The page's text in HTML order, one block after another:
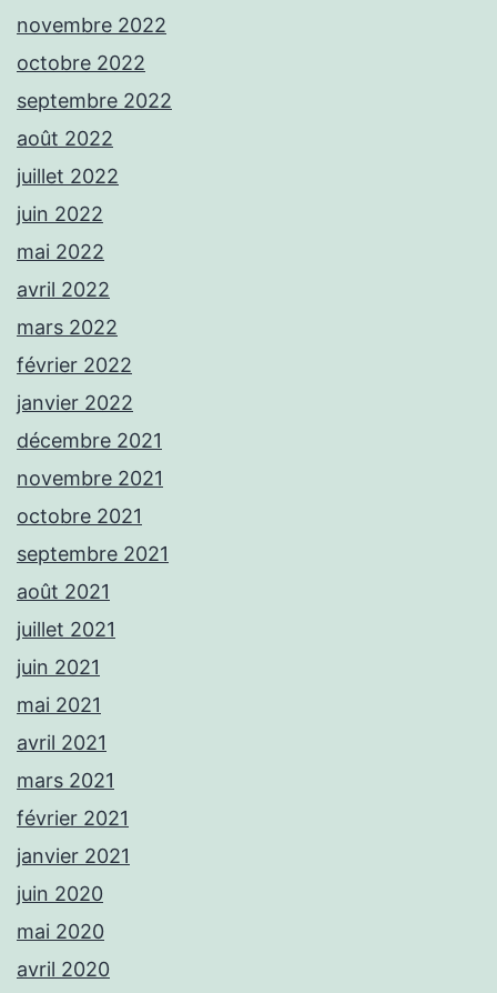
novembre 2022
octobre 2022
septembre 2022
août 2022
juillet 2022
juin 2022
mai 2022
avril 2022
mars 2022
février 2022
janvier 2022
décembre 2021
novembre 2021
octobre 2021
septembre 2021
août 2021
juillet 2021
juin 2021
mai 2021
avril 2021
mars 2021
février 2021
janvier 2021
juin 2020
mai 2020
avril 2020